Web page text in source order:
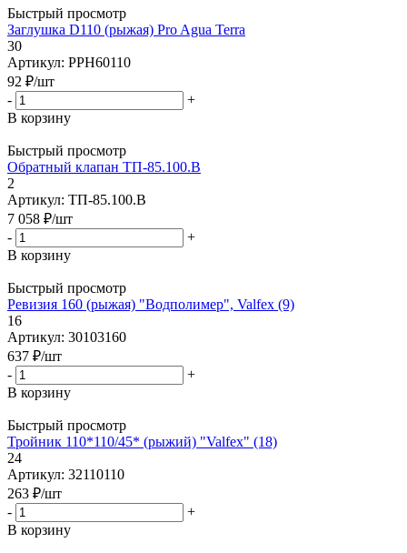
Быстрый просмотр
Заглушка D110 (рыжая) Pro Agua Terra
30
Артикул: PPH60110
92 ₽/шт
-
+
В корзину
Быстрый просмотр
Обратный клапан ТП-85.100.В
2
Артикул: ТП-85.100.В
7 058 ₽/шт
-
+
В корзину
Быстрый просмотр
Ревизия 160 (рыжая) "Водполимер", Valfex (9)
16
Артикул: 30103160
637 ₽/шт
-
+
В корзину
Быстрый просмотр
Тройник 110*110/45* (рыжий) "Valfex" (18)
24
Артикул: 32110110
263 ₽/шт
-
+
В корзину